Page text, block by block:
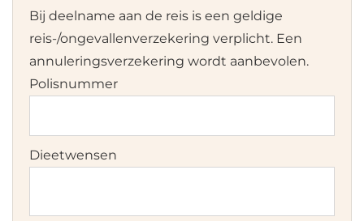
Bij deelname aan de reis is een geldige
reis-/ongevallenverzekering verplicht. Een
annuleringsverzekering wordt aanbevolen.
Polisnummer
Dieetwensen